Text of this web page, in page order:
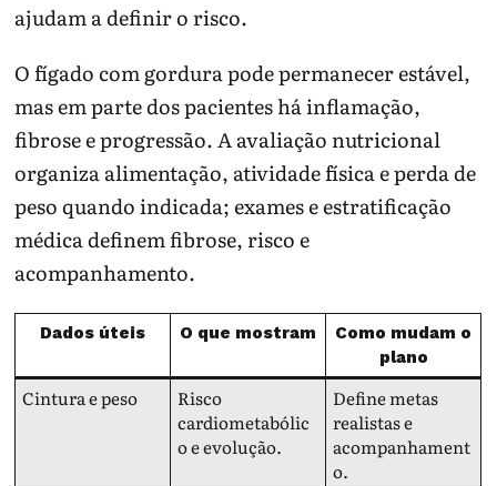
ajudam a definir o risco.
O fígado com gordura pode permanecer estável,
mas em parte dos pacientes há inflamação,
fibrose e progressão. A avaliação nutricional
organiza alimentação, atividade física e perda de
peso quando indicada; exames e estratificação
médica definem fibrose, risco e
acompanhamento.
Dados úteis O que mostram
Como mudam o
plano
Cintura e peso
Risco
cardiometabólic
o e evolução.
Define metas
realistas e
acompanhament
o.